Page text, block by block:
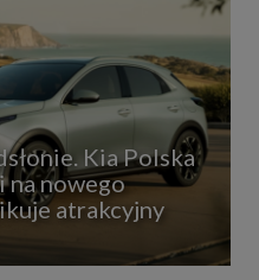
Kia Polska
na nowego
atrakcyjny